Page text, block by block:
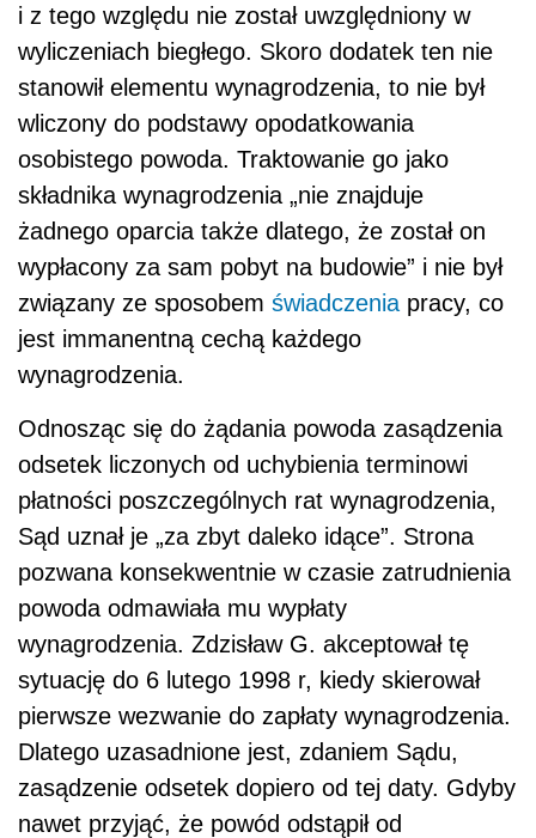
i z tego względu nie został uwzględniony w
wyliczeniach biegłego. Skoro dodatek ten nie
stanowił elementu wynagrodzenia, to nie był
wliczony do podstawy opodatkowania
osobistego powoda. Traktowanie go jako
składnika wynagrodzenia „nie znajduje
żadnego oparcia także dlatego, że został on
wypłacony za sam pobyt na budowie” i nie był
związany ze sposobem świadczenia pracy, co
jest immanentną cechą każdego
wynagrodzenia.
Odnosząc się do żądania powoda zasądzenia
odsetek liczonych od uchybienia terminowi
płatności poszczególnych rat wynagrodzenia,
Sąd uznał je „za zbyt daleko idące”. Strona
pozwana konsekwentnie w czasie zatrudnienia
powoda odmawiała mu wypłaty
wynagrodzenia. Zdzisław G. akceptował tę
sytuację do 6 lutego 1998 r, kiedy skierował
pierwsze wezwanie do zapłaty wynagrodzenia.
Dlatego uzasadnione jest, zdaniem Sądu,
zasądzenie odsetek dopiero od tej daty. Gdyby
nawet przyjąć, że powód odstąpił od